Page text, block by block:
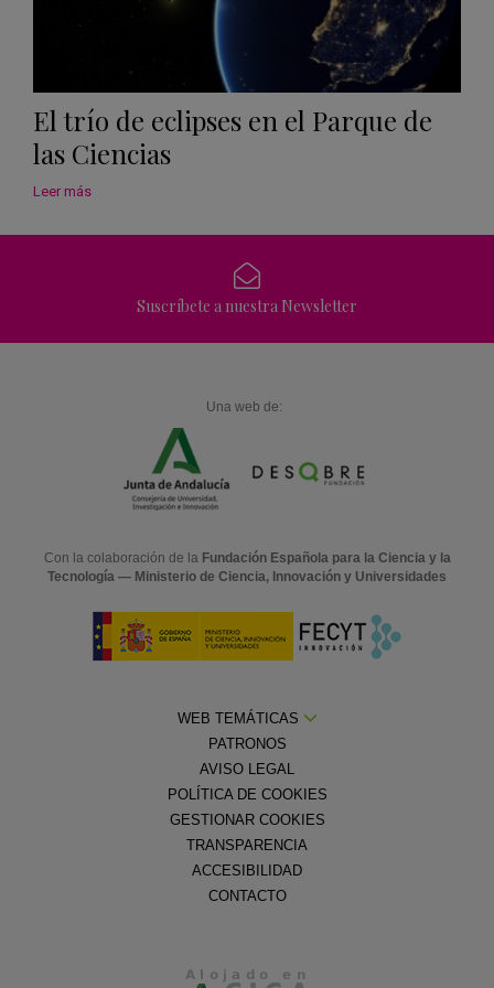
El trío de eclipses en el Parque de
las Ciencias
Leer más
Suscríbete a nuestra Newsletter
Una web de:
Con la colaboración de la Fundación Española para la Ciencia y la
Tecnología — Ministerio de Ciencia, Innovación y Universidades
WEB TEMÁTICAS
PATRONOS
AVISO LEGAL
POLÍTICA DE COOKIES
GESTIONAR COOKIES
TRANSPARENCIA
ACCESIBILIDAD
CONTACTO